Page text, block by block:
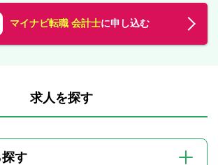
マイナビ転職 会計士に申し込む
求人を探す
す